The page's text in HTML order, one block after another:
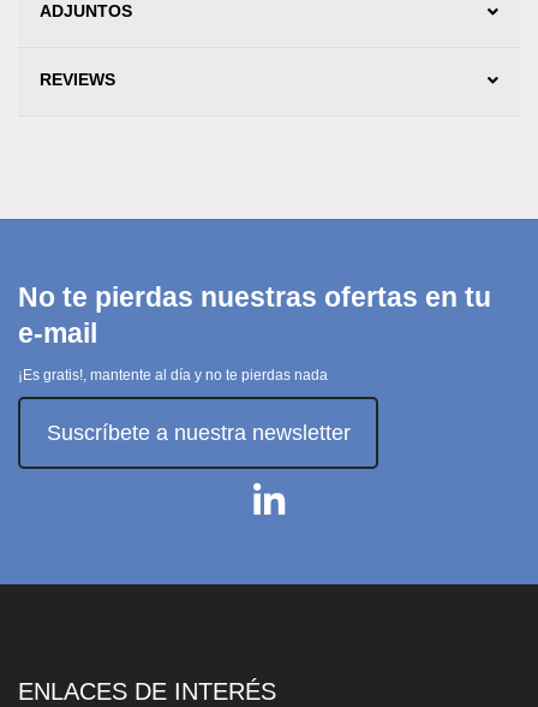
ADJUNTOS
REVIEWS
No te pierdas nuestras ofertas en tu
e-mail
¡Es gratis!, mantente al día y no te pierdas nada
Suscríbete a nuestra newsletter
ENLACES DE INTERÉS